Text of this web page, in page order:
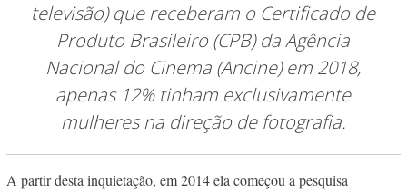
televisão) que receberam o Certificado de
Produto Brasileiro (CPB) da Agência
Nacional do Cinema (Ancine) em 2018,
apenas 12% tinham exclusivamente
mulheres na direção de fotografia.
A partir desta inquietação, em 2014 ela começou a pesquisa